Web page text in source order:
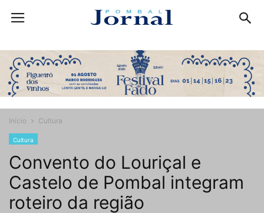
Início Cultura
Cultura
Convento do Louriçal e
Castelo de Pombal integram
roteiro da região